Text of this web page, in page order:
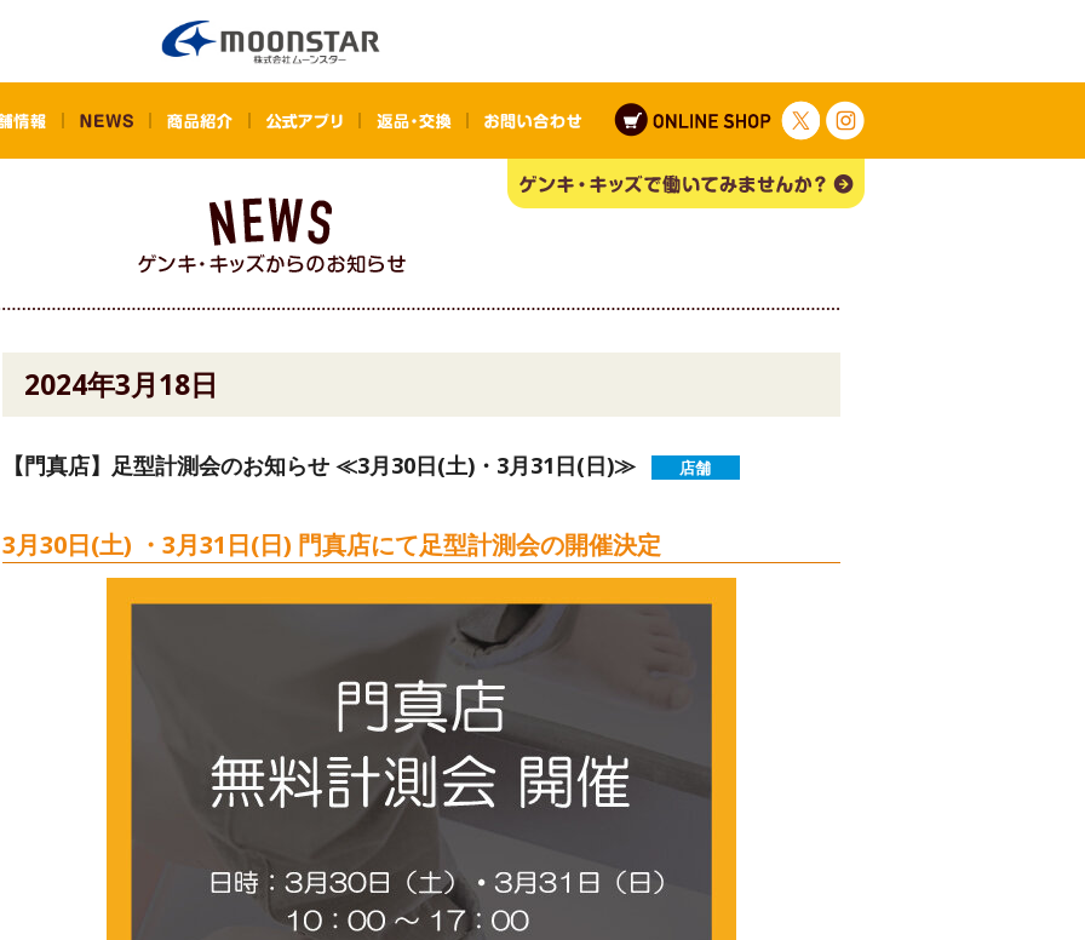
2024年3月18日
【門真店】足型計測会のお知らせ ≪3月30日(土)・3月31日(日)≫ 店舗
3月30日(土) ・3月31日(日) 門真店にて足型計測会の開催決定